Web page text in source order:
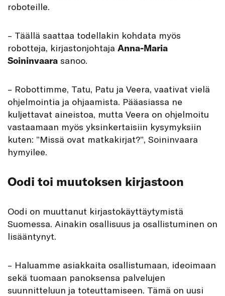
roboteille.
– Täällä saattaa todellakin kohdata myös
robotteja, kirjastonjohtaja Anna-Maria
Soininvaara sanoo.
– Robottimme, Tatu, Patu ja Veera, vaativat vielä
ohjelmointia ja ohjaamista. Pääasiassa ne
kuljettavat aineistoa, mutta Veera on ohjelmoitu
vastaamaan myös yksinkertaisiin kysymyksiin
kuten: ”Missä ovat matkakirjat?”, Soininvaara
hymyilee.
Oodi toi muutoksen kirjastoon
Oodi on muuttanut kirjastokäyttäytymistä
Suomessa. Ainakin osallisuus ja osallistuminen on
lisääntynyt.
– Haluamme asiakkaita osallistumaan, ideoimaan
sekä tuomaan panoksensa palvelujen
suunnitteluun ja toteuttamiseen. Tämä on uusi